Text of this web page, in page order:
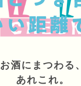
お酒にまつわる、
あれこれ。